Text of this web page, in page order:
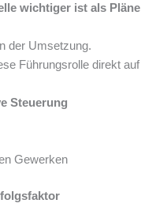
wichtiger ist als Pläne
der Umsetzung.
Führungsrolle direkt auf
Steuerung
Gewerken